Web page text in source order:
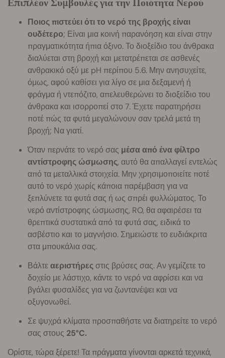
Ποιος πιστεύει ότι το νερό της βροχής είναι
ουδέτερο; Είναι μια κοινή παρανόηση και είναι στην
πραγματικότητα ήπια όξινο. Το διοξείδιο του άνθρακα
διαλύεται στη βροχή και μετατρέπεται σε ασθενές
ανθρακικό οξύ με pH περίπου 5.6. Μην ανησυχείτε,
όμως, αφού καθίσει για λίγο σε μια δεξαμενή ή
φράγμα ή ντεπόζιτο, απελευθερώνει το διοξείδιο του
άνθρακα και ισορροπεί στο 7. Έχετε παρατηρήσει
ποτέ πώς τα φυτά μεγαλώνουν σαν τρελά μετά τη
βροχή; Να γιατί.
Όταν περνάτε το νερό σας μέσα από ένα φίλτρο
αντίστροφης ώσμωσης, αυτό θα απαλλαγεί εντελώς
από τα μεταλλικά στοιχεία. Μην χρησιμοποιείτε ποτέ
αυτό το νερό χωρίς κάποια παρέμβαση για να
ξεπλύνετε τα φυτά σας ή ως σπρέι φυλλώματος. Το
νερό αντίστροφης ώσμωσης, RO, θα αφαιρέσει τα
θρεπτικά συστατικά από τα φυτά σας, ειδικά το
ασβέστιο και το μαγνήσιο. Σημειώστε το ευδιάκριτα
στα μπουκάλια σας.
Βάλτεαεριστήρεςστις βρύσες σας. Αν γεμίζετε το
δοχείο με λάστιχο, κάντε το νερό να αφρίσει και να
βγάλει φυσαλίδες για να ζωντανέψει και να
οξυγονωθεί.
Σε ψυχρά κλίματα προσπαθήστε να διατηρείτε το νερό
σας στους 25°C.
Ορίστε, τώρα ξέρετε! Τα πράγματα γίνονται αρκετά τεχνικά,